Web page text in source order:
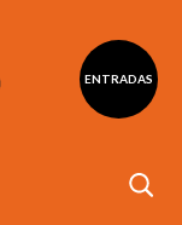
ENTRADAS